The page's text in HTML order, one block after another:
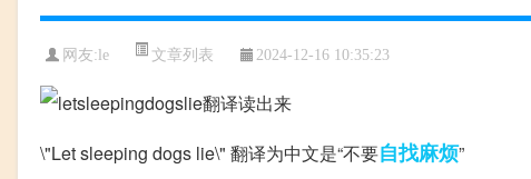
网友: le 文章列表 2024-12-16 10:35:23
\"Let sleeping dogs lie\" 翻译为中文是“不要自找麻烦”